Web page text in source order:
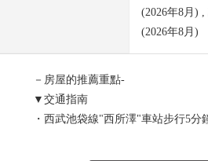
(2026年8月)
(2026年8月)
－房屋的推薦重點-
▼交通指南
・西武池袋線"西所澤"車站步行5分